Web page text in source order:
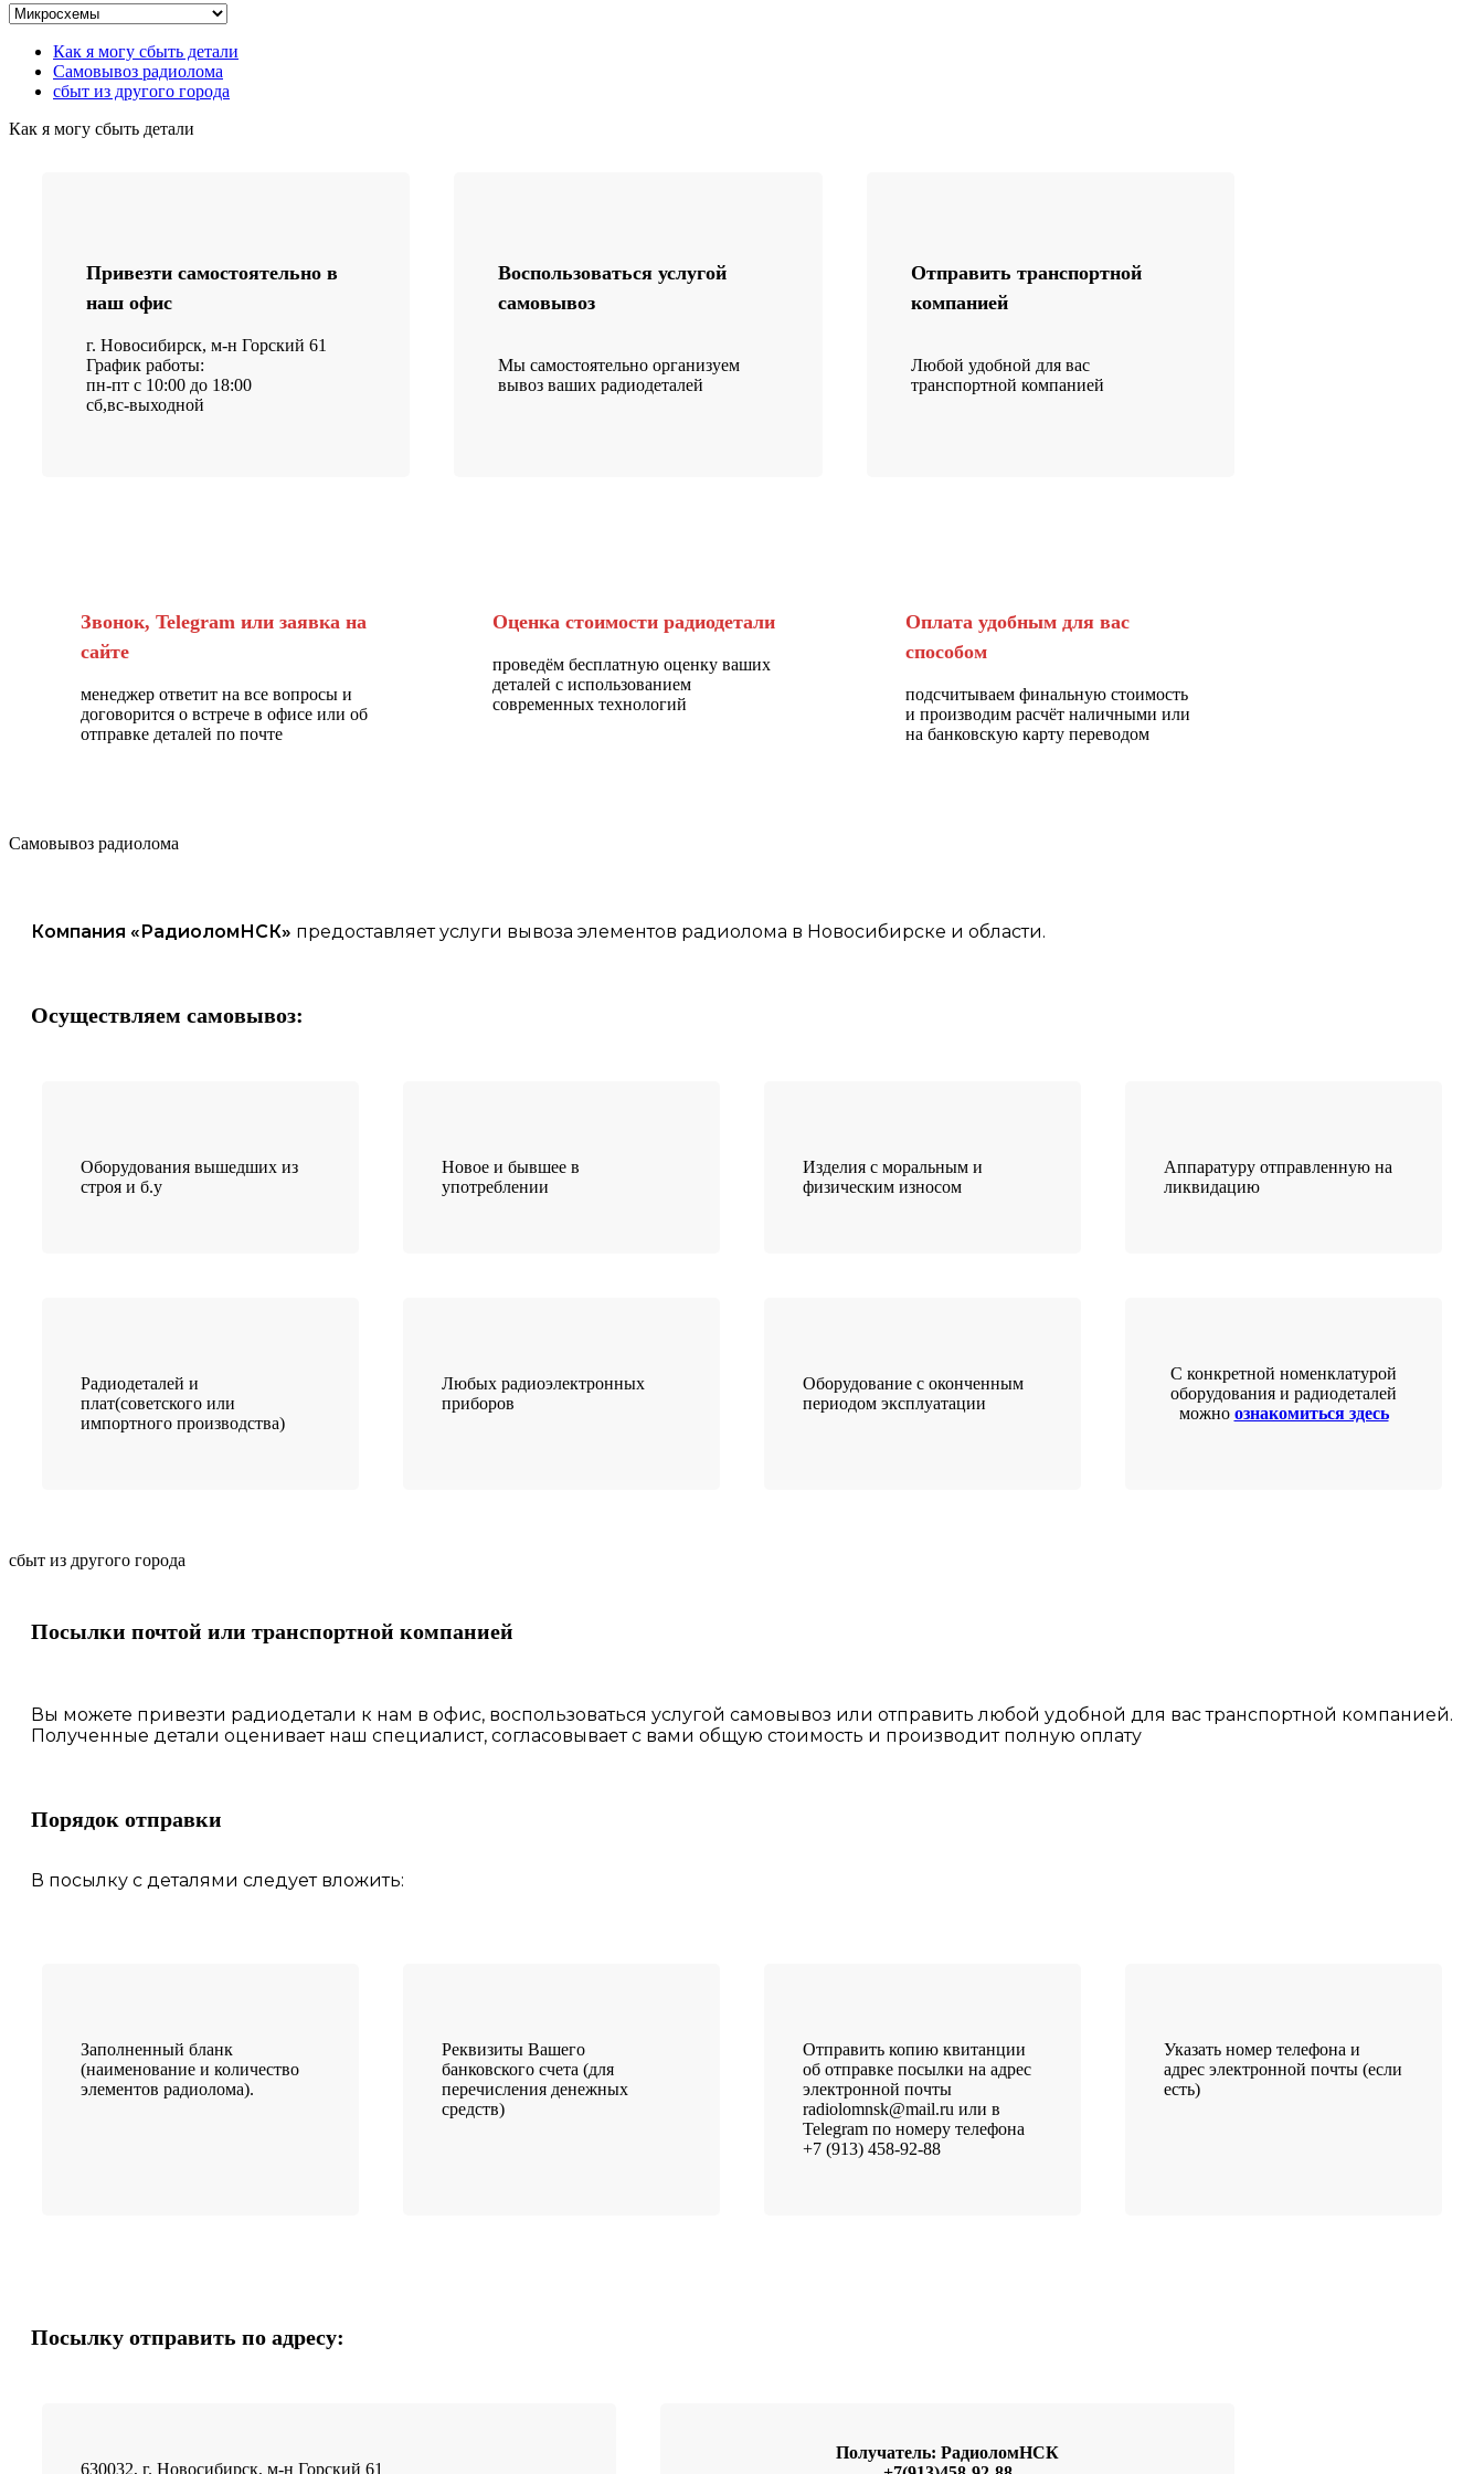
Как я могу сбыть детали
Самовывоз радиолома
сбыт из другого города
Как я могу сбыть детали
Привезти самостоятельно в
наш офис
г. Новосибирск, м-н Горский 61
График работы:
пн-пт с 10:00 до 18:00
сб,вс-выходной
Воспользоваться услугой
самовывоз
Мы самостоятельно организуем
вывоз ваших радиодеталей
Отправить транспортной
компанией
Любой удобной для вас
транспортной компанией
Звонок, Telegram или заявка на
сайте
менеджер ответит на все вопросы и
договорится о встрече в офисе или об
отправке деталей по почте
Оценка стоимости радиодетали
проведём бесплатную оценку ваших
деталей с использованием
современных технологий
Оплата удобным для вас
способом
подсчитываем финальную стоимость
и производим расчёт наличными или
на банковскую карту переводом
Самовывоз радиолома
Компания «РадиоломНСК» предоставляет услуги вывоза элементов радиолома в Новосибирске и области.
Осуществляем самовывоз:
Оборудования вышедших из
строя и б.у
Новое и бывшее в
употреблении
Изделия с моральным и
физическим износом
Аппаратуру отправленную на
ликвидацию
Радиодеталей и
плат(советского или
импортного производства)
Любых радиоэлектронных
приборов
Оборудование с оконченным
периодом эксплуатации
С конкретной номенклатурой
оборудования и радиодеталей
можно ознакомиться здесь
сбыт из другого города
Посылки почтой или транспортной компанией
Вы можете привезти радиодетали к нам в офис, воспользоваться услугой самовывоз или отправить любой удобной для вас транспортной компанией.
Полученные детали оценивает наш специалист, согласовываетс вами общую стоимость и производит полную оплату
Порядок отправки
В посылку с деталями следует вложить:
Заполненный бланк
(наименование и количество
элементов радиолома).
Реквизиты Вашего
банковского счета (для
перечисления денежных
средств)
Отправить копию квитанции
об отправке посылки на адрес
электронной почты
radiolomnsk@mail.ru или в
Telegram по номеру телефона
+7 (913) 458-92-88
Указать номер телефона и
адрес электронной почты (если
есть)
Посылку отправить по адресу:
630032, г. Новосибирск, м-н Горский 61
Получатель: РадиоломНСК